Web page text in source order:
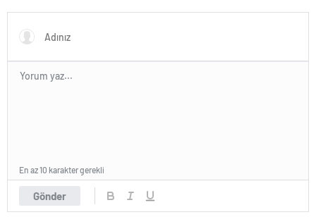
Gönder
En az 10 karakter gerekli